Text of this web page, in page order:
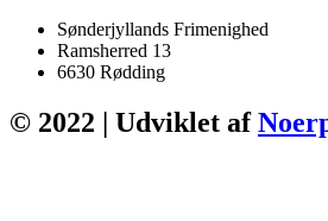
Sønderjyllands Frimenighed
Ramsherred 13
6630 Rødding
© 2022 | Udviklet af